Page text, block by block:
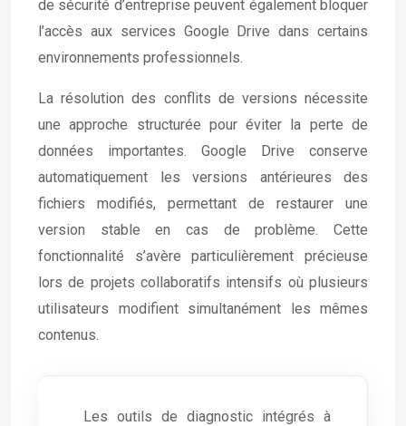
de sécurité d’entreprise peuvent également bloquer
l’accès aux services Google Drive dans certains
environnements professionnels.
La résolution des conflits de versions nécessite
une approche structurée pour éviter la perte de
données importantes. Google Drive conserve
automatiquement les versions antérieures des
fichiers modifiés, permettant de restaurer une
version stable en cas de problème. Cette
fonctionnalité s’avère particulièrement précieuse
lors de projets collaboratifs intensifs où plusieurs
utilisateurs modifient simultanément les mêmes
contenus.
Les outils de diagnostic intégrés à